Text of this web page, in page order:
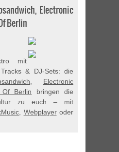
Electronic
Berlin
mit
& DJ-Sets: die
, Electronic
Of Berlin bringen die
zu euch – mit
, Webplayeroder